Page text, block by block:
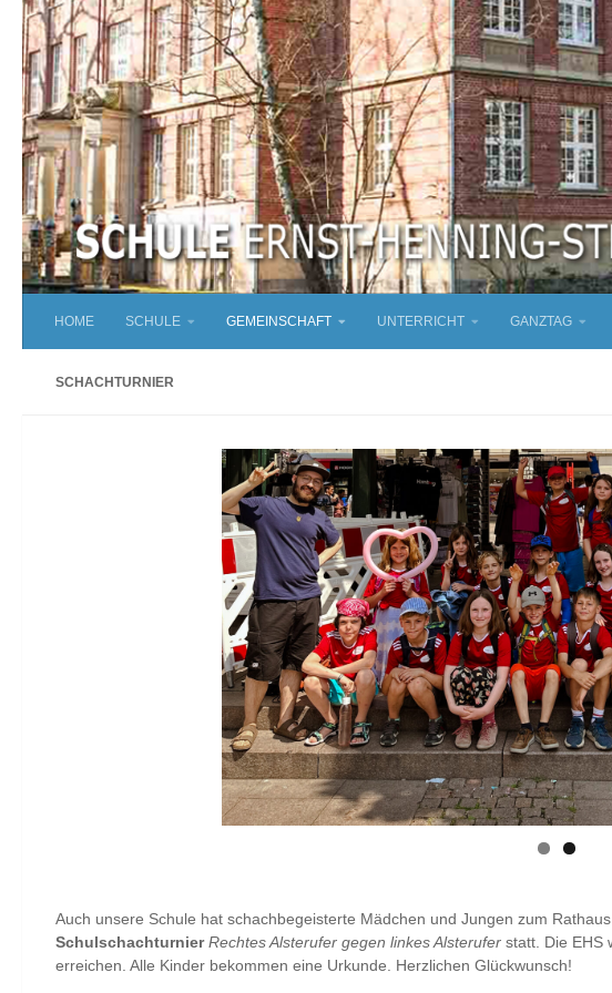
Zum Inhalt springen
HOME SCHULE GEMEINSCHAFT UNTERRICHT GANZTAG
SCHACHTURNIER
Auch unsere Schule hat schachbegeisterte Mädchen und Jungen zum
Schulschachturnier Rechtes Alsterufer gegen linkes Alsterufer statt. Die EHS
erreichen. Alle Kinder bekommen eine Urkunde. Herzlichen Glückwunsch!